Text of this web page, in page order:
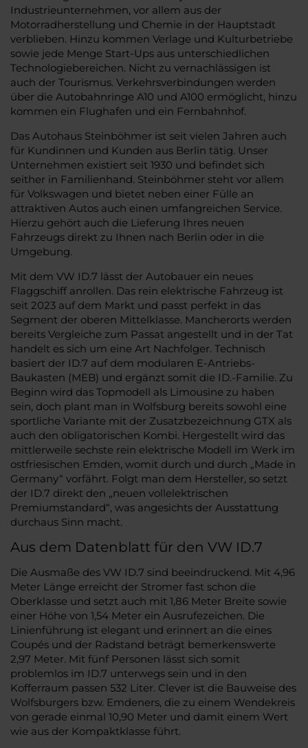
Industrieunternehmen, vor allem aus der
Motorradherstellung und Chemie in der Hauptstadt
verblieben. Hinzu kommen Verlage und Kulturbetriebe
sowie jede Menge Start-Ups aus unterschiedlichen
Technologiebereichen. Nicht zu vernachlässigen ist
auch der Tourismus. Verkehrsverbindungen werden
über die Autobahnringe A10 und A100 ermöglicht, hinzu
kommen ein Flughafen und ein Fernbahnhof.
Das Autohaus Steinböhmer ist seit vielen Jahren auch
für Kundinnen und Kunden aus Berlin tätig. Unser
Unternehmen existiert seit 1930 und befindet sich
seither in Familienhand. Steinböhmer steht vor allem
für Volkswagen und bietet neben einer Fülle an
attraktiven Autos auch einen umfangreichen Service.
Hierzu gehört auch die Lieferung Ihres neuen
Fahrzeugs direkt zu Ihnen nach Berlin oder in die
Umgebung.
Mit dem VW ID.7 lässt der Autobauer ein neues
Flaggschiff anrollen. Das rein elektrische Fahrzeug ist
seit 2023 auf dem Markt und passt perfekt in das
Segment der oberen Mittelklasse. Mancherorts werden
bereits Vergleiche zum Passat angestellt und in der Tat
handelt es sich um eine Art Nachfolger. Technisch
basiert der ID.7 auf dem modularen E-Antriebs-
Baukasten (MEB) und ergänzt somit die ID.-Familie. Zu
Beginn wird das Topmodell als Limousine zu haben
sein, doch plant man in Wolfsburg bereits sowohl eine
sportliche Variante mit der Zusatzbezeichnung GTX als
auch den obligatorischen Kombi. Hergestellt wird das
mittlerweile sechste rein elektrische Modell im Werk im
ostfriesischen Emden, womit durch und durch „Made in
Germany“ vorfährt. Folgt man dem Hersteller, so setzt
der ID.7 direkt den „neuen vollelektrischen
Premiumstandard“, was angesichts der Ausstattung
durchaus Sinn macht.
Aus dem Datenblatt für den VW ID.7
Die Ausmaße des VW ID.7 sind beeindruckend. Mit 4,96
Meter Länge erreicht der Stromer fast schon die
Oberklasse und setzt auch mit 1,86 Meter Breite sowie
einer Höhe von 1,54 Meter ein Ausrufezeichen. Die
Linienführung ist elegant und erinnert an die eines
Coupés und der Radstand beträgt bemerkenswerte
2,97 Meter. Mit fünf Personen lässt sich somit
problemlos im ID.7 unterwegs sein und in den
Kofferraum passen 532 Liter. Clever ist die Bauweise des
Wolfsburgers bzw. Emdeners, die zu einem Wendekreis
von gerade einmal 10,90 Meter und damit einem Wert
wie aus der Kompaktklasse führt.